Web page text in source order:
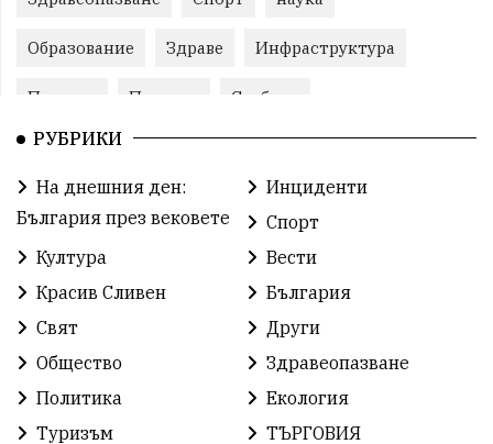
Образование Здраве Инфраструктура
Пеевски Протест Свобода
ИвелинМихайлов
Празник ГражданскоОбщество
РадостинВасилев ЛекаАтлетика
ХристоИлиев БългарскоЗемеделие
БългарскиСпорт
ОбщественИнтерес земеделие
РУБРИКИ
На днешния ден:
България през вековете
Инциденти
Спорт
Култура
Вести
Красив Сливен
България
Свят
Други
Общество
Здравеопазване
Политика
Екология
Туризъм
ТЪРГОВИЯ